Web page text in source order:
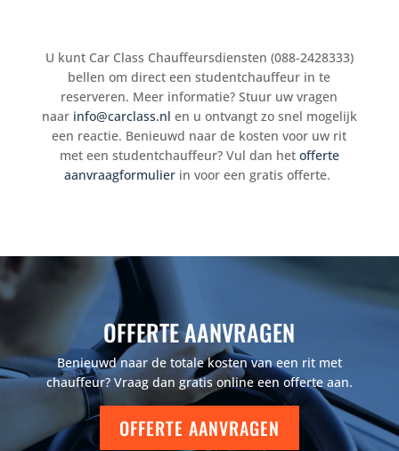
U kunt Car Class Chauffeursdiensten (088-2428333)
bellen om direct een studentchauffeur in te
reserveren. Meer informatie? Stuur uw vragen
naar info@carclass.nl en u ontvangt zo snel mogelijk
een reactie. Benieuwd naar de kosten voor uw rit
met een studentchauffeur? Vul dan het offerte
aanvraagformulier in voor een gratis offerte.
OFFERTE AANVRAGEN
Benieuwd naar de totale kosten van een rit met
chauffeur? Vraag dan gratis online een offerte aan.
OFFERTE AANVRAGEN